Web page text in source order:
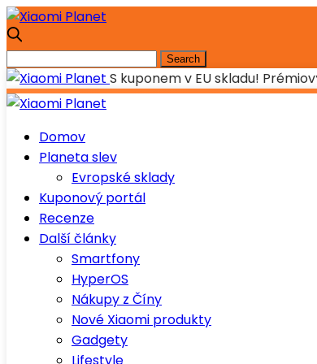
S kuponem v EU skladu!
Domov
Planeta slev
Evropské sklady
Kuponový portál
Recenze
Další články
Smartfony
HyperOS
Nákupy z Číny
Nové Xiaomi produkty
Gadgety